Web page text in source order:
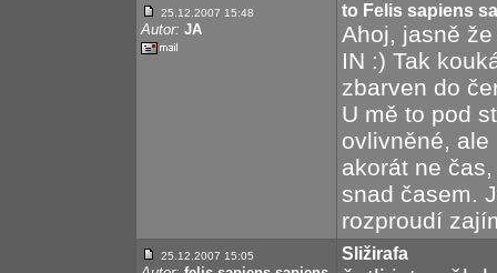
25.12.2007 15:48
Autor: JA
to Felis sapiens
Ahoj, jasně
IN :) Tak
zbarven do
U mě to pod
ovlivněné,
akorát ne
snad časem.
rozproudí
25.12.2007 15:05 Sližirafa